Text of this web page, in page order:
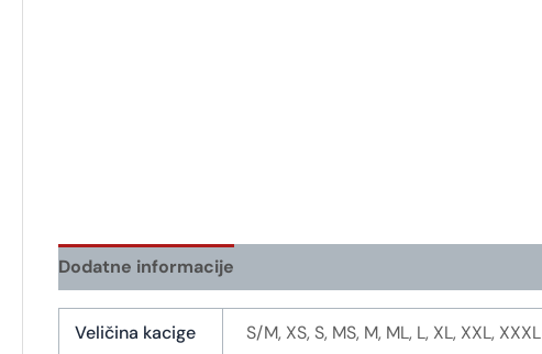
Dodatne informacije
Veličina kacige S/M, XS, S, MS, M, ML, L, XL, XXL, XXXL